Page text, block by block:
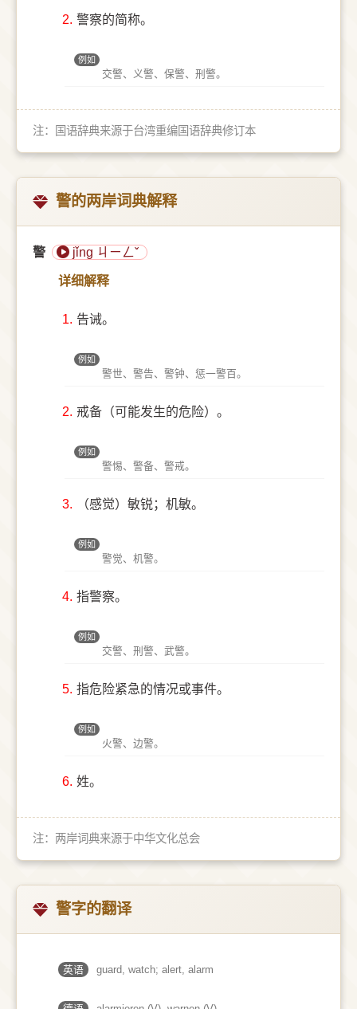
2. 警察的简称。
例如
交警、义警、保警、刑警。
注：国语辞典来源于台湾重编国语辞典修订本
警的两岸词典解释
警 jǐng ㄐㄧㄥˇ
详细解释
1. 告诫。
例如
警世、警告、警钟、惩一警百。
2. 戒备（可能发生的危险）。
例如
警惕、警备、警戒。
3. （感觉）敏锐；机敏。
例如
警觉、机警。
4. 指警察。
例如
交警、刑警、武警。
5. 指危险紧急的情况或事件。
例如
火警、边警。
6. 姓。
注：两岸词典来源于中华文化总会
警字的翻译
英语 guard, watch; alert, alarm